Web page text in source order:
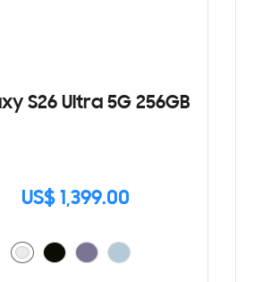
S26 Ultra 5G 256GB
US$ 1,399.00